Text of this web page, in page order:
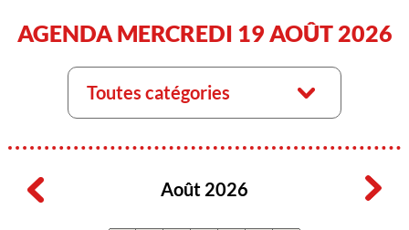
AGENDA MERCREDI 19 AOÛT 2026
Toutes catégories
Août 2026